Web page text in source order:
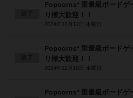
Popcorns* 重量級ボードゲ
り様大歓迎！！
2024年12月12日 木曜日
Popcorns* 重量級ボードゲ
り様大歓迎！！
2024年12月18日 水曜日
Popcorns* 重量級ボードゲ